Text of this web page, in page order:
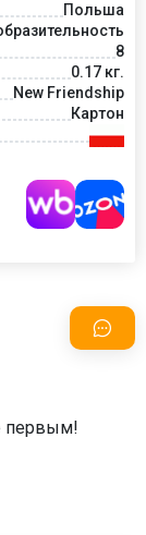
Польша
8
0.17 кг.
New Friendship
Картон
первым!